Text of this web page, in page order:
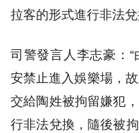
拉客的形式進行非法兌
司警發言人李志豪：
安禁止進入娛樂場，
交給陶姓被拘留嫌犯
行非法兌換，隨後被